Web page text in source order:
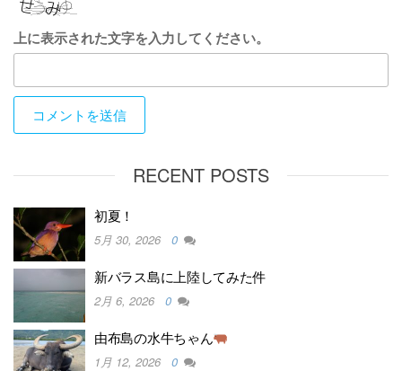
上に表示された文字を入力してください。
RECENT POSTS
初夏！
5月 30, 2026 0
新バラス島に上陸してみた件
2月 6, 2026 0
由布島の水牛ちゃん
1月 12, 2026 0